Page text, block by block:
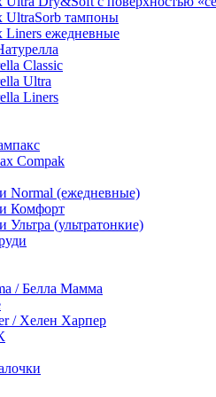
UltraSorb тампоны
Liners ежедневные
Classic
Ultra
Liners
Compak
Normal (ежедневные)
Комфорт
Ультра (ультратонкие)
/ Белла Мамма
/ Хелен Харпер